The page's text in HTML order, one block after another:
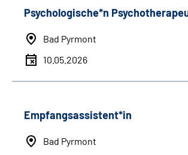
Psychologische*n
Bad Pyrmont
10.05.2026
Empfangsassistent*in
Bad Pyrmont